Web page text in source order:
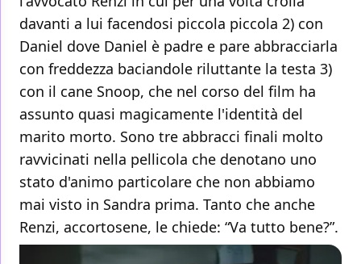
davanti a lui facendosi piccola piccola 2) con
Daniel dove Daniel è padre e pare abbracciarla
con freddezza baciandole riluttante la testa 3)
con il cane Snoop, che nel corso del film ha
assunto quasi magicamente l'identità del
marito morto. Sono tre abbracci finali molto
ravvicinati nella pellicola che denotano uno
stato d'animo particolare che non abbiamo
mai visto in Sandra prima. Tanto che anche
Renzi, accortosene, le chiede: “Va tutto bene?”.